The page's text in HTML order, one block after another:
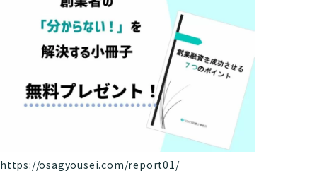
https://osagyousei.com/report01/